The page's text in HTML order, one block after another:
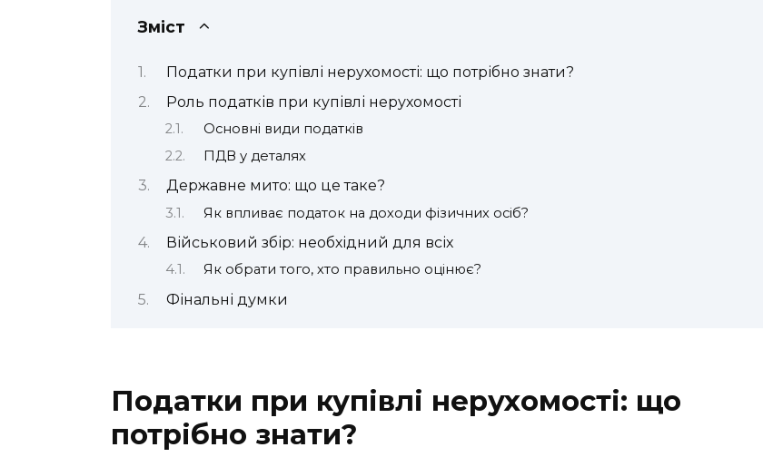
Зміст
Податки при купівлі нерухомості: що потрібно знати?
Роль податків при купівлі нерухомості
Основні види податків
ПДВ у деталях
Державне мито: що це таке?
Як впливає податок на доходи фізичних осіб?
Військовий збір: необхідний для всіх
Як обрати того, хто правильно оцінює?
Фінальні думки
Податки при купівлі нерухомості: що
потрібно знати?